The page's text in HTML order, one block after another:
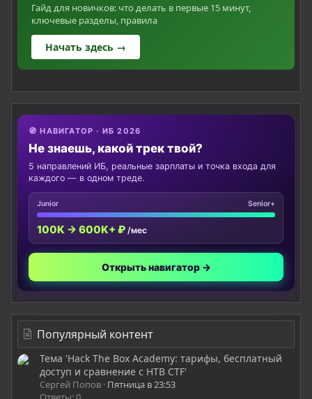
Гайд для новичков: что делать в первые 15 минут,
ключевые разделы, правила
Начать здесь →
🧭 НАВИГАТОР · ИБ 2026
Не знаешь, какой трек твой?
5 направлений ИБ, реальные зарплаты и точка входа для
каждого — в одном треде.
Junior Senior+
100K → 600K+ ₽ /мес
Открыть навигатор →
Популярный контент
Тема 'Hack The Box Academy: тарифы, бесплатный
доступ и сравнение с HTB CTF'
Сергей Попов Пятница в 23:53